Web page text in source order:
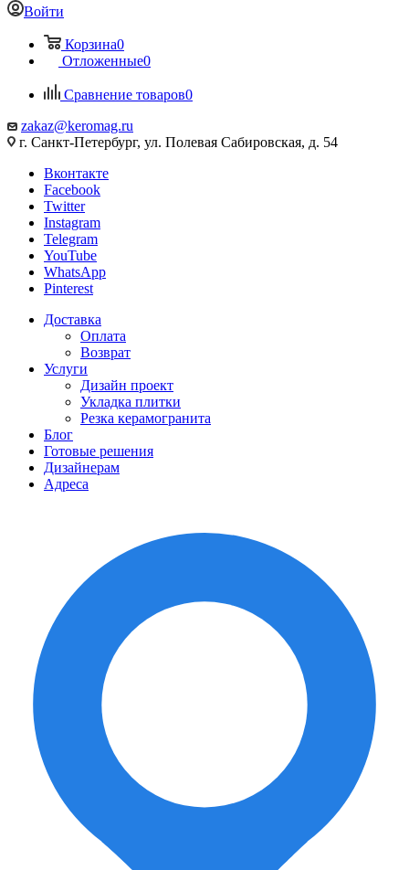
Войти
Корзина0
Отложенные0
Сравнение товаров0
zakaz@keromag.ru
г. Санкт-Петербург, ул. Полевая Сабировская, д. 54
Вконтакте
Facebook
Twitter
Instagram
Telegram
YouTube
WhatsApp
Pinterest
Доставка
Оплата
Возврат
Услуги
Дизайн проект
Укладка плитки
Резка керамогранита
Блог
Готовые решения
Дизайнерам
Адреса